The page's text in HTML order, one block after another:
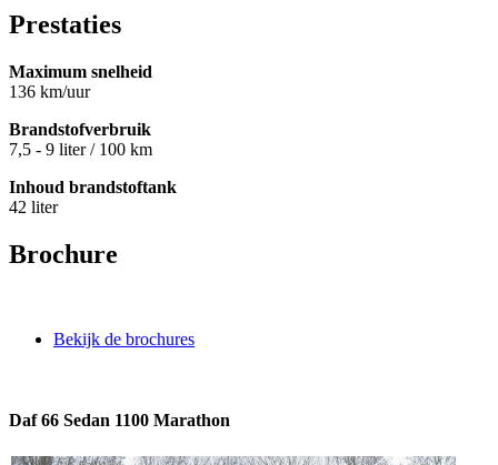
Prestaties
Maximum snelheid
136 km/uur
Brandstofverbruik
7,5 - 9 liter / 100 km
Inhoud brandstoftank
42 liter
Brochure
Bekijk de brochures
Daf 66 Sedan 1100 Marathon